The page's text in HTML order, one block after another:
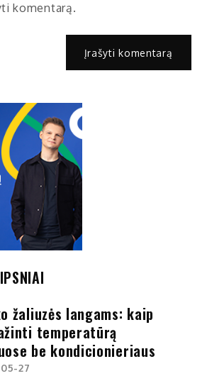
komentarą.
žaliuzės langams: kaip
temperatūrą
be kondicionieriaus
27